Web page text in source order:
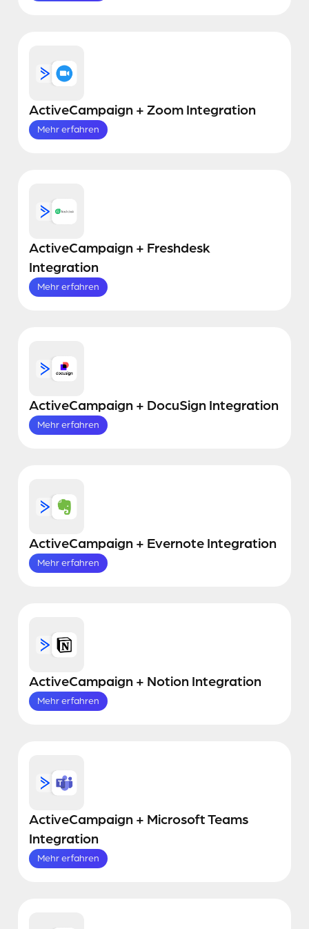
ActiveCampaign + Zoom Integration
Mehr erfahren
ActiveCampaign + Freshdesk
Integration
Mehr erfahren
ActiveCampaign + DocuSign Integration
Mehr erfahren
ActiveCampaign + Evernote Integration
Mehr erfahren
ActiveCampaign + Notion Integration
Mehr erfahren
ActiveCampaign + Microsoft Teams
Integration
Mehr erfahren